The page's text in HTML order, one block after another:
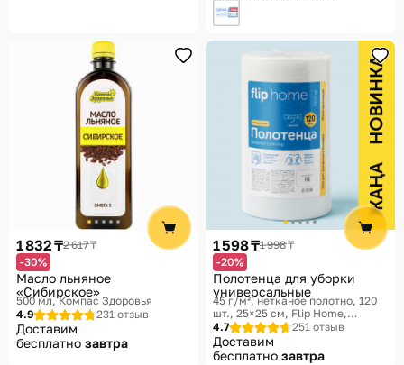
1 832 ₸2 617 ₸
-30%
Масло льняное
«Сибирское»
500 мл Компас Здоровья
4.9
231 отзыв
Доставим
бесплатно завтра
1 598 ₸1 998 ₸
-20%
Полотенца для уборки
универсальные
45 г/м², нетканое полотно, 120
шт., 25×25 см Flip Home,
Уборка без хлопот
4.7 251 отзыв
Доставим
бесплатно завтра